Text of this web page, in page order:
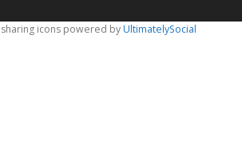
icons powered byUltimatelySocial